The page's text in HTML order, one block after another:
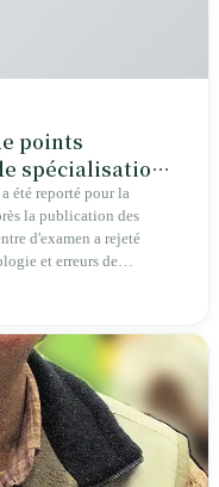
points
spécialisation
de l'intégrité
été reporté pour la
la publication des
d'examen a rejeté
et erreurs de
que cela « n'affecte